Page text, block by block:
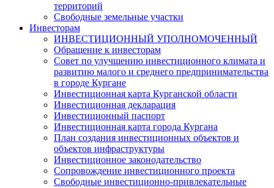
территорий
Свободные земельные участки
Инвесторам
ИНВЕСТИЦИОННЫЙ УПОЛНОМОЧЕННЫЙ
Обращение к инвесторам
Совет по улучшению инвестиционного климата и
развитию малого и среднего предпринимательства
в городе Кургане
Инвестиционная карта Курганской области
Инвестиционная декларация
Инвестиционный паспорт
Инвестиционная карта города Кургана
План создания инвестиционных объектов и
объектов инфраструктуры
Инвестиционное законодательство
Сопровождение инвестиционного проекта
Свободные инвестиционно-привлекательные